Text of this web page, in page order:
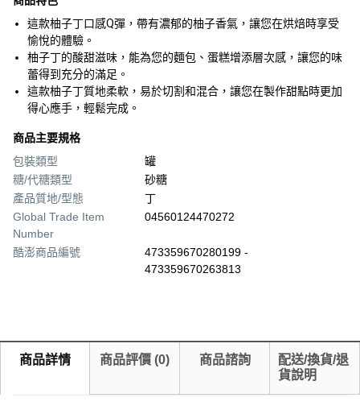
這款柚子丁口感Q彈，帶有濃郁的柚子香氣，讓您在烘焙時享受
愉悅的體驗。
柚子丁的酸甜滋味，能為您的麵包、蛋糕增添層次感，讓您的味
蕾得到充分的滿足。
這款柚子丁質地柔軟，易於切割和混合，讓您在製作甜點時更加
得心應手，輕鬆完成。
商品主要規格
包裝類型
罐
糖/代糖類型
砂糖
產品質地/型態
丁
Global Trade Item
Number
04560124470272
酷澎商品編號
473359670280199 -
473359670263813
商品詳情 商品評價 (0) 商品諮詢
配送/換貨/退
貨說明